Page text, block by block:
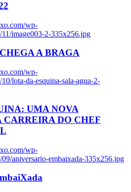
wp-
image003-2-335x256.jpg
A BRAGA
wp-
lota-da-esquina-sala-agua-2-
UMA NOVA
CARREIRA DO CHEF
wp-
aniversario-embaixada-335x256.jpg